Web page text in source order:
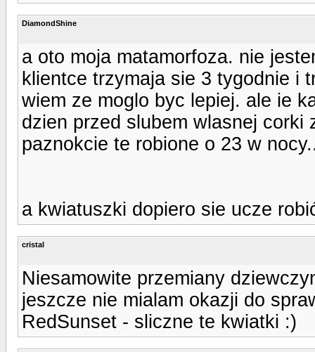
DiamondShine
a oto moja matamorfoza. nie
klientce trzymaja sie 3 tygodnie i
wiem ze moglo byc lepiej. ale ie
dzien przed slubem wlasnej corki
paznokcie te robione o 23 w
a kwiatuszki dopiero sie ucze
cristal
Niesamowite przemiany
jeszcze nie mialam okazji do
RedSunset - sliczne te kwiatki :)